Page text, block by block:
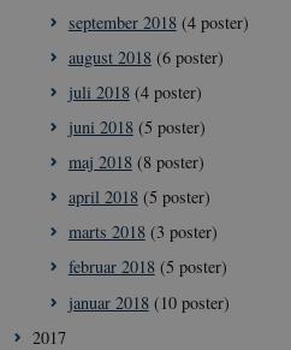
september 2018(4 poster)
august 2018(6 poster)
juli 2018(4 poster)
juni 2018(5 poster)
maj 2018(8 poster)
april 2018(5 poster)
marts 2018(3 poster)
februar 2018(5 poster)
januar 2018(10 poster)
2017
VISITOR_PRIVACY_METADATA